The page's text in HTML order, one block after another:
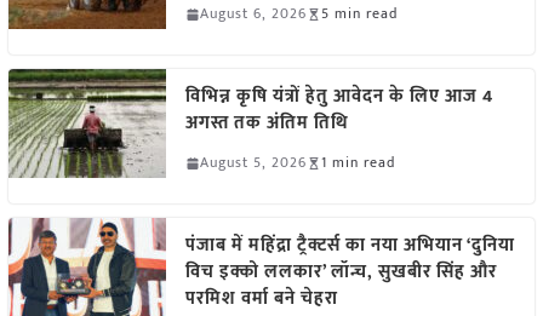
August 6, 2026 5 min read
विभिन्न कृषि यंत्रों हेतु आवेदन के लिए आज 4
अगस्त तक अंतिम तिथि
August 5, 2026 1 min read
पंजाब में महिंद्रा ट्रैक्टर्स का नया अभियान ‘दुनिया
विच इक्को ललकार’ लॉन्च, सुखबीर सिंह और
परमिश वर्मा बने चेहरा